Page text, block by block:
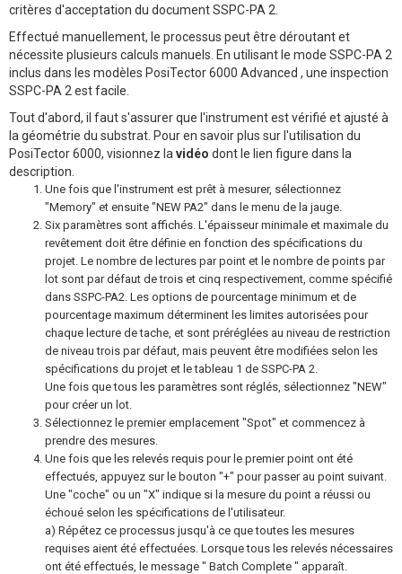
critères d'acceptation du document SSPC-PA 2.
Effectué manuellement, le processus peut être déroutant et
nécessite plusieurs calculs manuels. En utilisant le mode SSPC-PA 2
inclus dans les modèles PosiTector 6000 Advanced , une inspection
SSPC-PA 2 est facile.
Tout d'abord, il faut s'assurer que l'instrument est vérifié et ajusté à
la géométrie du substrat. Pour en savoir plus sur l'utilisation du
PosiTector 6000, visionnez la vidéo dont le lien figure dans la
description.
Une fois que l'instrument est prêt à mesurer, sélectionnez
"Memory" et ensuite "NEW PA2" dans le menu de la jauge.
Six paramètres sont affichés. L'épaisseur minimale et maximale du
revêtement doit être définie en fonction des spécifications du
projet. Le nombre de lectures par point et le nombre de points par
lot sont par défaut de trois et cinq respectivement, comme spécifié
dans SSPC-PA2. Les options de pourcentage minimum et de
pourcentage maximum déterminent les limites autorisées pour
chaque lecture de tache, et sont préréglées au niveau de restriction
de niveau trois par défaut, mais peuvent être modifiées selon les
spécifications du projet et le tableau 1 de SSPC-PA 2.
Une fois que tous les paramètres sont réglés, sélectionnez "NEW"
pour créer un lot.
Sélectionnez le premier emplacement "Spot" et commencez à
prendre des mesures.
Une fois que les relevés requis pour le premier point ont été
effectués, appuyez sur le bouton "+" pour passer au point suivant.
Une "coche" ou un "X" indique si la mesure du point a réussi ou
échoué selon les spécifications de l'utilisateur.
a) Répétez ce processus jusqu'à ce que toutes les mesures
requises aient été effectuées. Lorsque tous les relevés nécessaires
ont été effectués, le message " Batch Complete " apparaît.